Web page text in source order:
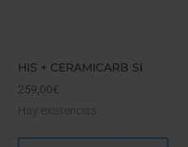
HIS + CERAMICARB SI
259,00€
Hay existencias